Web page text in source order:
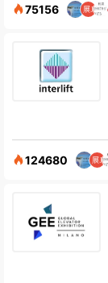
75156
124680